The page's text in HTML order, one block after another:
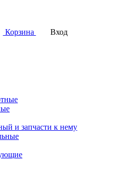
Корзина Вход
и запчасти к нему